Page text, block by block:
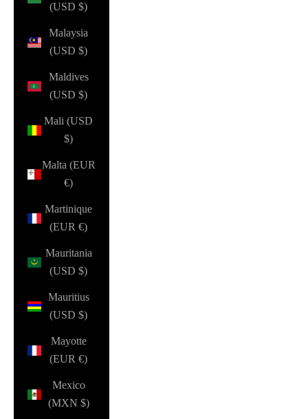
(USD $)
Malaysia
(USD $)
Maldives
(USD $)
Mali (USD
$)
Malta (EUR
€)
Martinique
(EUR €)
Mauritania
(USD $)
Mauritius
(USD $)
Mayotte
(EUR €)
Mexico
(MXN $)